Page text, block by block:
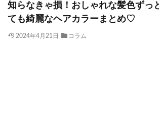
知らなきゃ損！おしゃれな髪色ずっ
ても綺麗なヘアカラーまとめ♡
2024年4月21日 コラム